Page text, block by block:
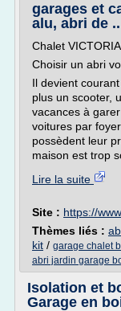
garages et
alu, abri de
Chalet
Choisir un abri
Il devient
plus un scooter,
vacances à
voitures par
possèdent leur
maison est trop
Lire la suite
Site : https://
Thèmes liés :
kit / garage chalet
abri jardin garage
Isolation et
Garage en